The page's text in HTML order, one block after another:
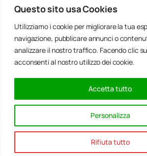
Questo sito usa Cookies
Utilizziamo i cookie per migliorare la tua
navigazione, pubblicare annunci o
analizzare il nostro traffico. Facendo clic
acconsenti al nostro utilizzo dei cookie.
Personalizza
Rifiuta tutto
Accetta tutto
Ponte Morandi e quell’anno
zero che non è mai arrivato
Genova
Rinnovabili, al passo della
Bocchetta un parco eolico
con 5 pale da 150 metri